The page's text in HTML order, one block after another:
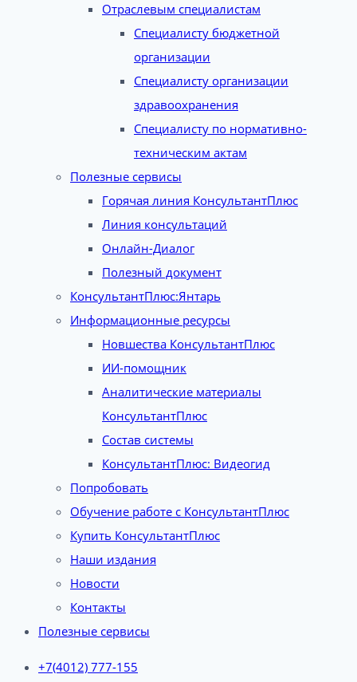
Отраслевым специалистам
Специалисту бюджетной
организации
Специалисту организации
здравоохранения
Специалисту по нормативно-
техническим актам
Полезные сервисы
Горячая линия КонсультантПлюс
Линия консультаций
Онлайн-Диалог
Полезный документ
КонсультантПлюс:Янтарь
Информационные ресурсы
Новшества КонсультантПлюс
ИИ-помощник
Аналитические материалы
КонсультантПлюс
Состав системы
КонсультантПлюс: Видеогид
Попробовать
Обучение работе с КонсультантПлюс
Купить КонсультантПлюс
Наши издания
Новости
Контакты
Полезные сервисы
+7(4012) 777-155